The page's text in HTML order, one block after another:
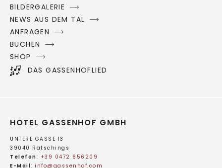
BILDERGALERIE
NEWS AUS DEM TAL
ANFRAGEN
BUCHEN
SHOP
DAS GASSENHOFLIED
HOTEL GASSENHOF GMBH
UNTERE GASSE 13
39040 Ratschings
Telefon: +39 0472 656209
E-Mail: info@ gassenhof.com